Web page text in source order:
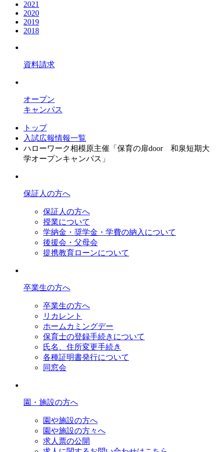
2021
2020
2019
2018
資料請求
オープン
キャンパス
トップ
入試広報情報一覧
ハローワーク相模原主催「保育の扉door 和泉短期大
学オープンキャンパス」
保証人の方へ
保証人の方へ
授業について
学納金・奨学金・学費の納入について
後援会・父母会
提携教育ローンについて
卒業生の方へ
卒業生の方へ
リカレント
ホームカミングデー
保育士の登録手続きについて
氏名、住所変更手続き
各種証明書発行について
同窓会
園・施設の方へ
園や施設の方へ
園や施設の方々へ
求人票の公開